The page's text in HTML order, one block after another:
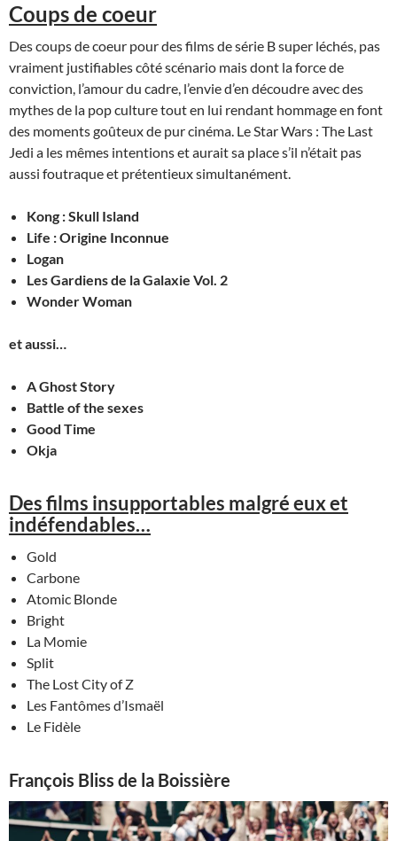
Coups de coeur
Des coups de coeur pour des films de série B super léchés, pas
vraiment justifiables côté scénario mais dont la force de
conviction, l’amour du cadre, l’envie d’en découdre avec des
mythes de la pop culture tout en lui rendant hommage en font
des moments goûteux de pur cinéma. Le Star Wars : The Last
Jedi a les mêmes intentions et aurait sa place s’il n’était pas
aussi foutraque et prétentieux simultanément.
Kong : Skull Island
Life : Origine Inconnue
Logan
Les Gardiens de la Galaxie Vol. 2
Wonder Woman
et aussi…
A Ghost Story
Battle of the sexes
Good Time
Okja
Des films insupportables malgré eux et
indéfendables…
Gold
Carbone
Atomic Blonde
Bright
La Momie
Split
The Lost City of Z
Les Fantômes d’Ismaël
Le Fidèle
François Bliss de la Boissière